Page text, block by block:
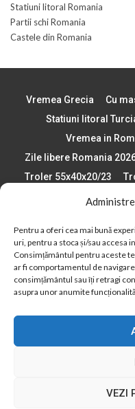
Pentru a oferi cea mai bună
uri, pentru a stoca și/sau accesa
Consimțământul pentru aceste
ar fi comportamentul de navigare
consimțământul sau îți retragi
asupra unor anumite
VEZI
Statiuni litoral Romania
Partii schi Romania
Castele din Romania
Vremea Grecia Cu
Statiuni litoral
Vremea in
Zile libere Romania
Troler 55x40x20/23
Paste 2026
Plaje din Europa
Asigurare de calatorie
Calendar Formula 1
Despre
Cookie Policy
Politică cookie-uri
2012 - 2025 ©